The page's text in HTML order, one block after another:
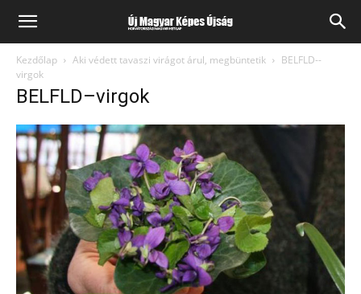
Kezdőlap Aki védett tavaszi virágot árul, megbüntetik
BELFLD--
virgok
BELFLD–virgok